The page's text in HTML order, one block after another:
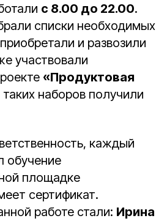
с 8.00 до 22.00.
списки необходимых
и развозили
участвовали
«Продуктовая
таких наборов получили
каждый
обучение
площадке
сертификат.
работе стали: Ирина